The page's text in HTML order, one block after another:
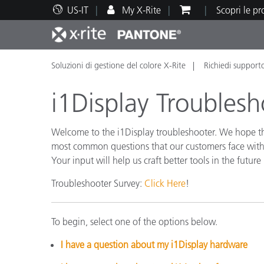
US-IT My X-Rite Scopri le
Principali prodotti
Stampa e Packaging
Automotive
Supporto tecnico
Risorse didattiche
Soluzioni di gestione del colore X-Rite Richiedi
i1Display
Welcome to the i1Display troubleshooter. We hope
most common questions that our customers face
Your input will help us craft better tools in the future
Troubleshooter Survey: Click Here!
To begin, select one of the options below.
I have a question about my i1Display hardware